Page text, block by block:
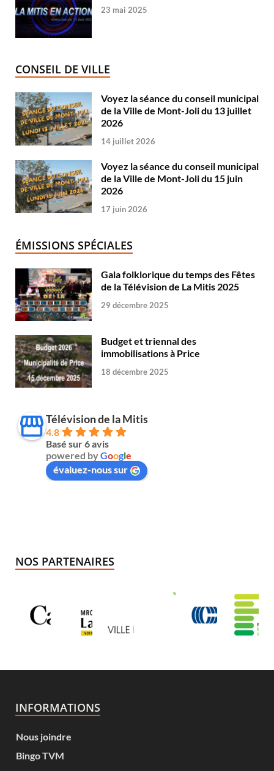
23 mai 2025
CONSEIL DE VILLE
Voyez la séance du conseil municipal
de la Ville de Mont-Joli du 13 juillet
2026
14 juillet 2026
Voyez la séance du conseil municipal
de la Ville de Mont-Joli du 15 juin
2026
17 juin 2026
ÉMISSIONS SPÉCIALES
Gala folklorique du temps des Fêtes
de la Télévision de La Mitis 2025
29 décembre 2025
Budget et triennal des
immobilisations à Price
18 décembre 2025
Télévision de la Mitis
4.8
Basé sur 6 avis
powered byGoogle
évaluez-nous sur
NOS PARTENAIRES
INFORMATIONS
Nous joindre
Bingo TVM